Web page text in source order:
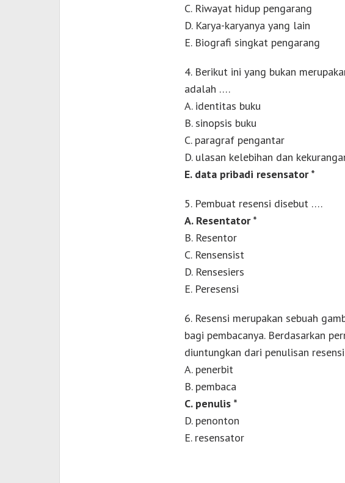
C. Riwayat hidup pengarang
D. Karya-karyanya yang lain
E. Biografi singkat pengarang
4. Berikut ini yang bukan
adalah ….
A. identitas buku
B. sinopsis buku
C. paragraf pengantar
D. ulasan kelebihan dan
E. data pribadi resensator *
5. Pembuat resensi disebut ….
A. Resentator *
B. Resentor
C. Rensensist
D. Rensesiers
E. Peresensi
6. Resensi merupakan sebuah
bagi pembacanya. Berdasarkan
diuntungkan dari penulisan
A. penerbit
B. pembaca
C. penulis *
D. penonton
E. resensator